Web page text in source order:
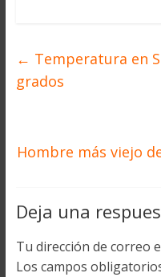
← Temperatura en
grados
Hombre más viejo
Deja una
Tu dirección de correo
Los campos